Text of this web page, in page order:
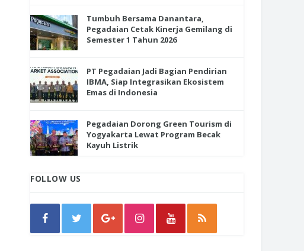
Tumbuh Bersama Danantara,
Pegadaian Cetak Kinerja Gemilang di
Semester 1 Tahun 2026
PT Pegadaian Jadi Bagian Pendirian
IBMA, Siap Integrasikan Ekosistem
Emas di Indonesia
Pegadaian Dorong Green Tourism di
Yogyakarta Lewat Program Becak
Kayuh Listrik
FOLLOW US